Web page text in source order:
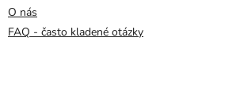
O nás
FAQ - často kladené otázky